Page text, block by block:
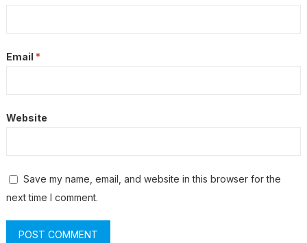
Email *
Website
Save my name, email, and website in this browser for the
next time I comment.